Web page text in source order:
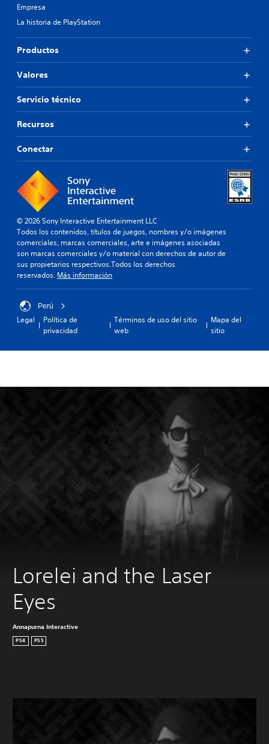
Empresa
La historia de PlayStation
Productos
Valores
Servicio técnico
Recursos
Conectar
© 2026 Sony Interactive Entertainment LLC
Todos los contenidos, títulos de juegos, nombres y/o imágenes
comerciales, marcas comerciales, arte e imágenes asociadas
son marcas comerciales y/o material con derechos de autor de
sus propietarios respectivos.Todos los derechos
reservados. Más información
Perú
Legal
Política de
privacidad
Términos de uso del sitio
web
Mapa del
sitio
Lorelei and the Laser
Eyes
Annapurna Interactive
PS4 PS5